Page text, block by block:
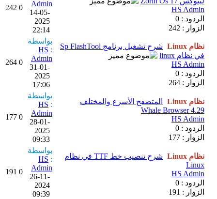
HS Admin
الردود : 0
الزوار : 242
Admin
14-05-
2025
22:14
0
242
نظام Linux
شرح تشغيل برنامج Sp FlashTool
في نظام linux
HS Admin
الردود : 0
الزوار : 264
بواسطة
:
HS
Admin
31-01-
2025
17:06
0
264
نظام Linux
المتصفح الأسرع والمختلف
Whale Browser 4.29
HS Admin
الردود : 0
الزوار : 177
بواسطة
:
HS
Admin
28-01-
2025
09:33
0
177
نظام Linux
شرح تنصيب خط TTF في نظام
Linux
HS Admin
الردود : 0
الزوار : 191
بواسطة
:
HS
Admin
26-11-
2024
09:39
0
191